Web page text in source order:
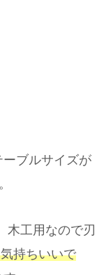
ブルサイズが
木工用なので刃
持ちいいで